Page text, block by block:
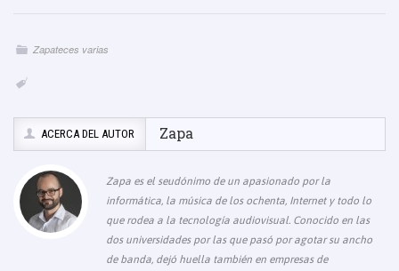
k
Zapateces varias
ACERCA DEL AUTOR Zapa
Zapa es el seudónimo de un apasionado por la
informática, la música de los ochenta, Internet y todo lo
que rodea a la tecnología audiovisual. Conocido en las
dos universidades por las que pasó por agotar su ancho
de banda, dejó huella también en empresas de